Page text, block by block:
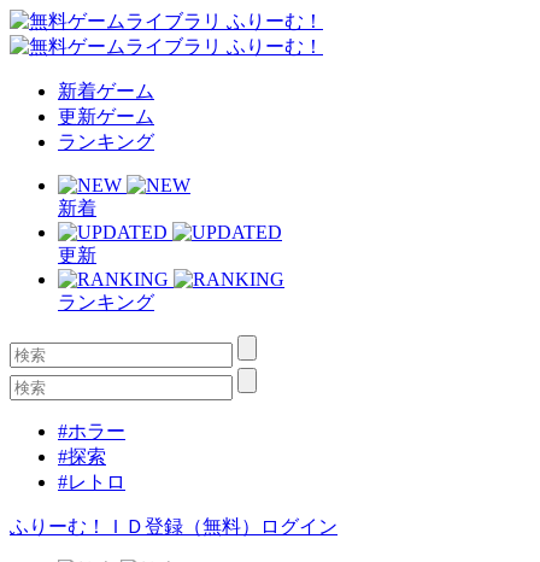
新着ゲーム
更新ゲーム
ランキング
新着
更新
ランキング
#ホラー
#探索
#レトロ
ふりーむ！ＩＤ登録（無料） ログイン